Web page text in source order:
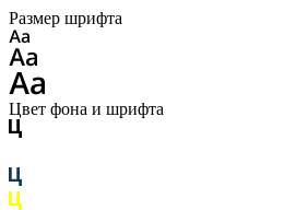
Размер шрифта
Цвет фона и шрифта